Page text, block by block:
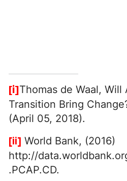
[i] Thomas de Waal, Will
Transition Bring
(April 05, 2018).
[ii] World Bank, (2016)
http://
.PCAP.CD.